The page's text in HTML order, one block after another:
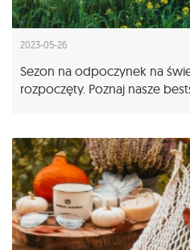
2023-05-26
Sezon na odpoczynek na
rozpoczęty. Poznaj nasze